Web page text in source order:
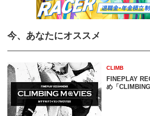
今、あなたにオススメ
CLIMB
FINEPLAY
め「